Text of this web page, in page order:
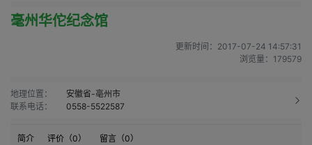
毫州华佗纪念馆
更新时间： 2017-07-24 14:57:31
浏览量： 179579
地理位置：
安徽省-亳州市
联系电话：
0558-5522587
简介 评价（0） 留言（0）